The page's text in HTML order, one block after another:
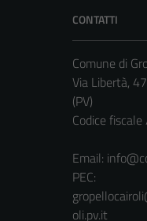
CONTATTI
Comune di
Via Libertà,
(PV)
Codice
Email:
PEC:
oli.pv.it